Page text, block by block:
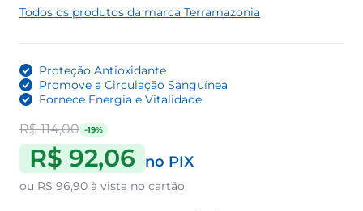
Todos os produtos da marca Terramazonia
Proteção Antioxidante
Promove a Circulação Sanguínea
Fornece Energia e Vitalidade
R$ 114,00 -19%
R$ 92,06 no PIX
ou R$ 96,90 à vista no cartão